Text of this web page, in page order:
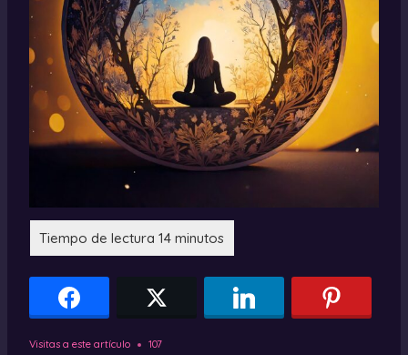
Visitas a este artículo 107